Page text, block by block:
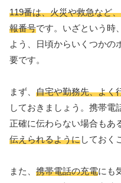
119番は、火災や救急など
報番号です。いざという時
よう、日頃からいくつかの
要です。
まず、 自宅や勤務先、よく
しておきましょう。携帯電
正確に伝わらない場合もあ
伝えられるようにしておく
また、 携帯電話の充電にも